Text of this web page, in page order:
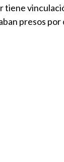
tiene
presos por